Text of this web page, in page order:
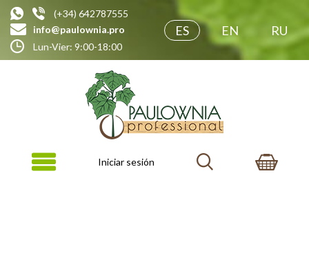
(+34) 642787555
info@paulownia.pro
Lun-Vier: 9:00-18:00
ES EN RU
Iniciar sesión